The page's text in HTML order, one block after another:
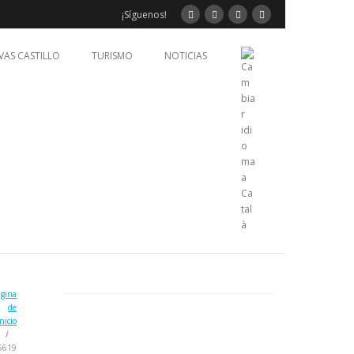
¡Síguenos!
CASTILLO TURISMO NOTICIAS
de
/